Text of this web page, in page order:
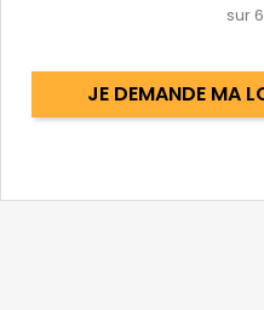
sur
JE DEMANDE MA